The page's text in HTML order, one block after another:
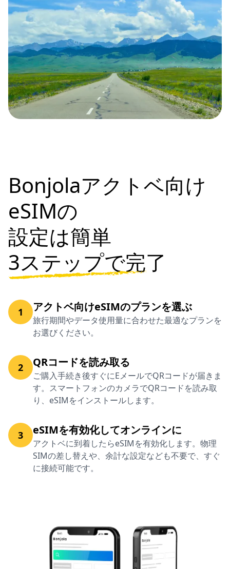
Bonjolaアクトベ向け
eSIMの
設定は簡単
3ステップで完了
1 アクトベ向けeSIMのプランを選ぶ
旅行期間やデータ使用量に合わせた最適なプランを
お選びください。
2 QRコードを読み取る
ご購入手続き後すぐにEメールでQRコードが届きま
す。スマートフォンのカメラでQRコードを読み取
り、eSIMをインストールします。
3 eSIMを有効化してオンラインに
アクトベに到着したらeSIMを有効化します。物理
SIMの差し替えや、余計な設定なども不要で、すぐ
に接続可能です。